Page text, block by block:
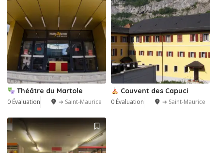
Théâtre du Martole
0 Évaluation ➔ Saint-Maurice
Couvent des Capuci
0 Évaluation ➔ Saint-Maurice